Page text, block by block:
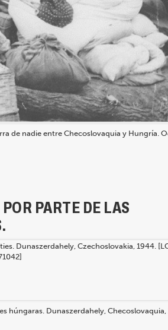
de nadie entre Checoslovaquia y Hungría.
PARTE DE LAS
húngaras. Dunaszerdahely, Checoslovaquia,